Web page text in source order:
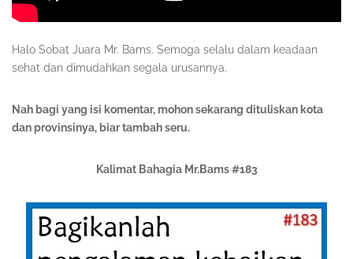
Halo Sobat Juara Mr. Bams. Semoga selalu dalam keadaan
sehat dan dimudahkan segala urusannya.
Nah bagi yang isi komentar, mohon sekarang dituliskan kota
dan provinsinya, biar tambah seru.
Kalimat Bahagia Mr.Bams #183